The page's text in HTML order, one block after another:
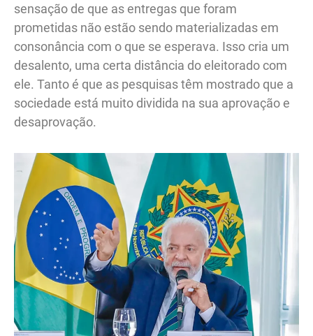
sensação de que as entregas que foram
prometidas não estão sendo materializadas em
consonância com o que se esperava. Isso cria um
desalento, uma certa distância do eleitorado com
ele. Tanto é que as pesquisas têm mostrado que a
sociedade está muito dividida na sua aprovação e
desaprovação.